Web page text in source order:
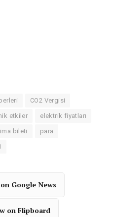
CO2 Vergisi
etkiler elektrik fiyatları
bileti para
Google News
on Flipboard